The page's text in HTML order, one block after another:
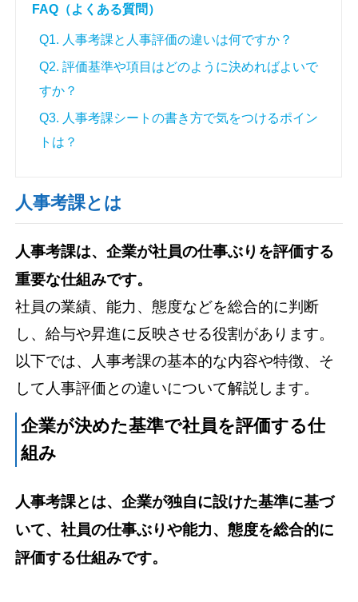
FAQ（よくある質問）
Q1. 人事考課と人事評価の違いは何ですか？
Q2. 評価基準や項目はどのように決めればよいで
すか？
Q3. 人事考課シートの書き方で気をつけるポイン
トは？
人事考課とは
人事考課は、企業が社員の仕事ぶりを評価する
重要な仕組みです。
社員の業績、能力、態度などを総合的に判断
し、給与や昇進に反映させる役割があります。
以下では、人事考課の基本的な内容や特徴、そ
して人事評価との違いについて解説します。
企業が決めた基準で社員を評価する仕
組み
人事考課とは、企業が独自に設けた基準に基づ
いて、社員の仕事ぶりや能力、態度を総合的に
評価する仕組みです。